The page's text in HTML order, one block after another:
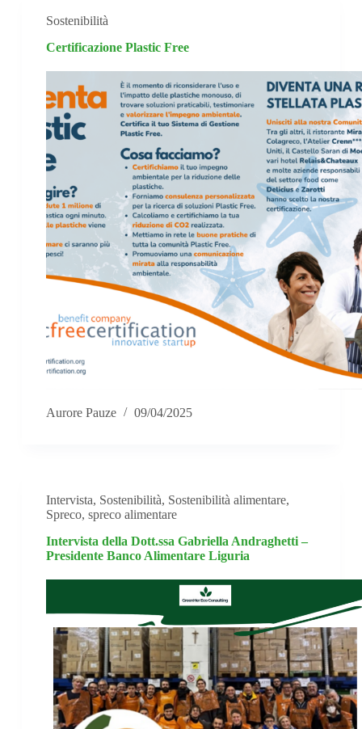
Sostenibilità
Certificazione Plastic Free
Aurore Pauze 09/04/2025
Intervista, Sostenibilità, Sostenibilità alimentare,
Spreco, spreco alimentare
Intervista della Dott.ssa Gabriella Andraghetti –
Presidente Banco Alimentare Liguria